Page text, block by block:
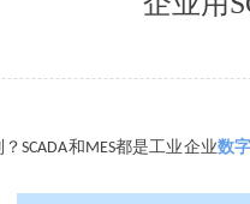
？SCADA和 MES都是工业企业数